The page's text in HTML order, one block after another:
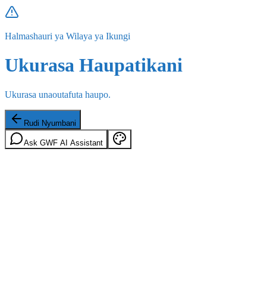
Halmashauri ya Wilaya ya Ikungi
Ukurasa Haupatikani
Ukurasa unaoutafuta haupo.
Rudi Nyumbani
Ask GWF AI Assistant